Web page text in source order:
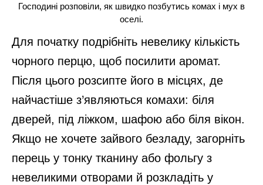
Господині розповіли, як швидко позбутись комах і мух в
оселі.
Для початку подрібніть невелику кількість
чорного перцю, щоб посилити аромат.
Після цього розсипте його в місцях, де
найчастіше з’являються комахи: біля
дверей, під ліжком, шафою або біля вікон.
Якщо не хочете зайвого безладу, загорніть
перець у тонку тканину або фольгу з
невеликими отворами й розкладіть у